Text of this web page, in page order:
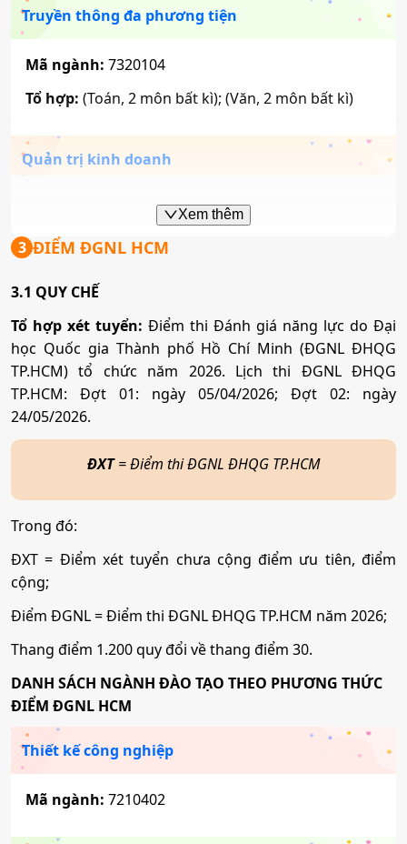
Công nghệ kỹ thuật Cơ điện tử
Công nghệ kỹ thuật ô tô
7510205
Tổ hợp:
Công nghệ kỹ thuật Điện điện tử
Mã ngành:7510301
Tổ hợp:(Toán, 2 môn bất kì)
Công nghệ kỹ thuật Điện tử viễn thông
Mã ngành:
Tổ hợp: (Toán, 2 môn bất kì)
Logistics và Quản lý chuỗi cung ứng
Mã ngành:7510605
Tổ hợp:(Toán, 2 môn bất kì); (Văn, 2 môn bất kì)
Công nghệ thực phẩm
Mã ngành: 7540101
Tổ hợp:
Truyền thông đa phương tiện
Mã ngành: 7320104
Tổ hợp: (Toán, 2 môn bất kì); (Văn, 2 môn bất kì)
Quản trị kinh doanh
7340101
Tổ hợp:(Toán, 2 môn bất kì); (Văn, 2 môn bất kì)
Marketing
Mã ngành: 7340115
Tổ hợp:(Toán, 2 môn bất kì); (Văn, 2 môn bất kì)
Kinh doanh quốc tế
Mã ngành:7340120
Tổ hợp:
Tài chính - Ngân hàng
Mã ngành: 7340201
Tổ hợp:(Toán, 2 môn bất kì); (Văn, 2 môn bất kì)
Luật kinh tế
Xem thêm
3 ĐIỂM ĐGNL HCM
3.1 QUY CHẾ
Tổ hợp xét tuyển: Điểm thi Đánh giá năng lực do Đại
học Quốc gia Thành phố Hồ Chí Minh (ĐGNL ĐHQG
TP.HCM) tổ chức năm 2026. Lịch thi ĐGNL ĐHQG
TP.HCM: Đợt 01: ngày 05/04/2026; Đợt 02: ngày
24/05/2026.
ĐXT= Điểm thi ĐGNL ĐHQG TP.HCM
Trong đó:
ĐXT = Điểm xét tuyển chưa cộng điểm ưu tiên, điểm
cộng;
Điểm ĐGNL = Điểm thi ĐGNL ĐHQG TP.HCM năm 2026;
Thang điểm 1.200 quy đổi về thang điểm 30.
DANH SÁCH NGÀNH ĐÀO TẠO THEO PHƯƠNG THỨC
ĐIỂM ĐGNL HCM
Thiết kế công nghiệp
Mã ngành: 7210402